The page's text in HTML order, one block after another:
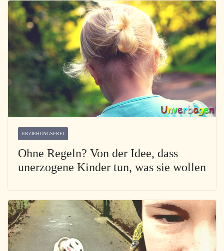
ERZIEHUNGSFREI
Ohne Regeln? Von der Idee, dass
unerzogene Kinder tun, was sie wollen